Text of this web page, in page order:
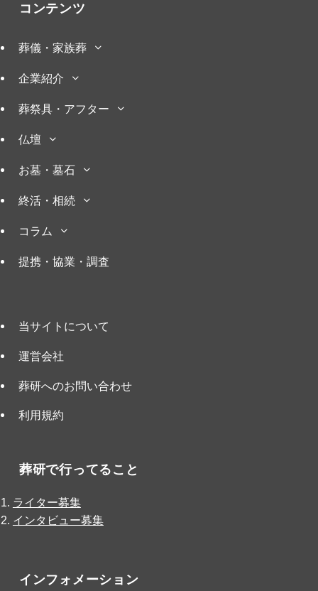
コンテンツ
葬儀・家族葬
企業紹介
葬祭具・アフター
仏壇
お墓・墓石
終活・相続
コラム
提携・協業・調査
当サイトについて
運営会社
葬研へのお問い合わせ
利用規約
葬研で行ってること
ライター募集
インタビュー募集
インフォメーション